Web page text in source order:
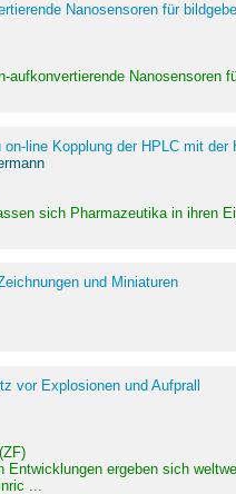
Nanosensoren für
aufkonvertierende Nanosensoren
line Kopplung der HPLC mit
sich Pharmazeutika in ihren
und Miniaturen
vor Explosionen und Aufprall
Entwicklungen ergeben sich
...